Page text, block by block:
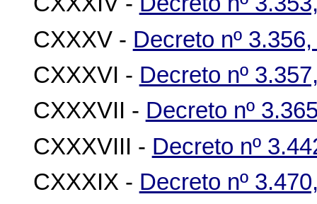
CXXXV - Decreto nº
CXXXVI - Decreto nº
CXXXVII - Decreto nº
CXXXVIII - Decreto nº
CXXXIX - Decreto nº